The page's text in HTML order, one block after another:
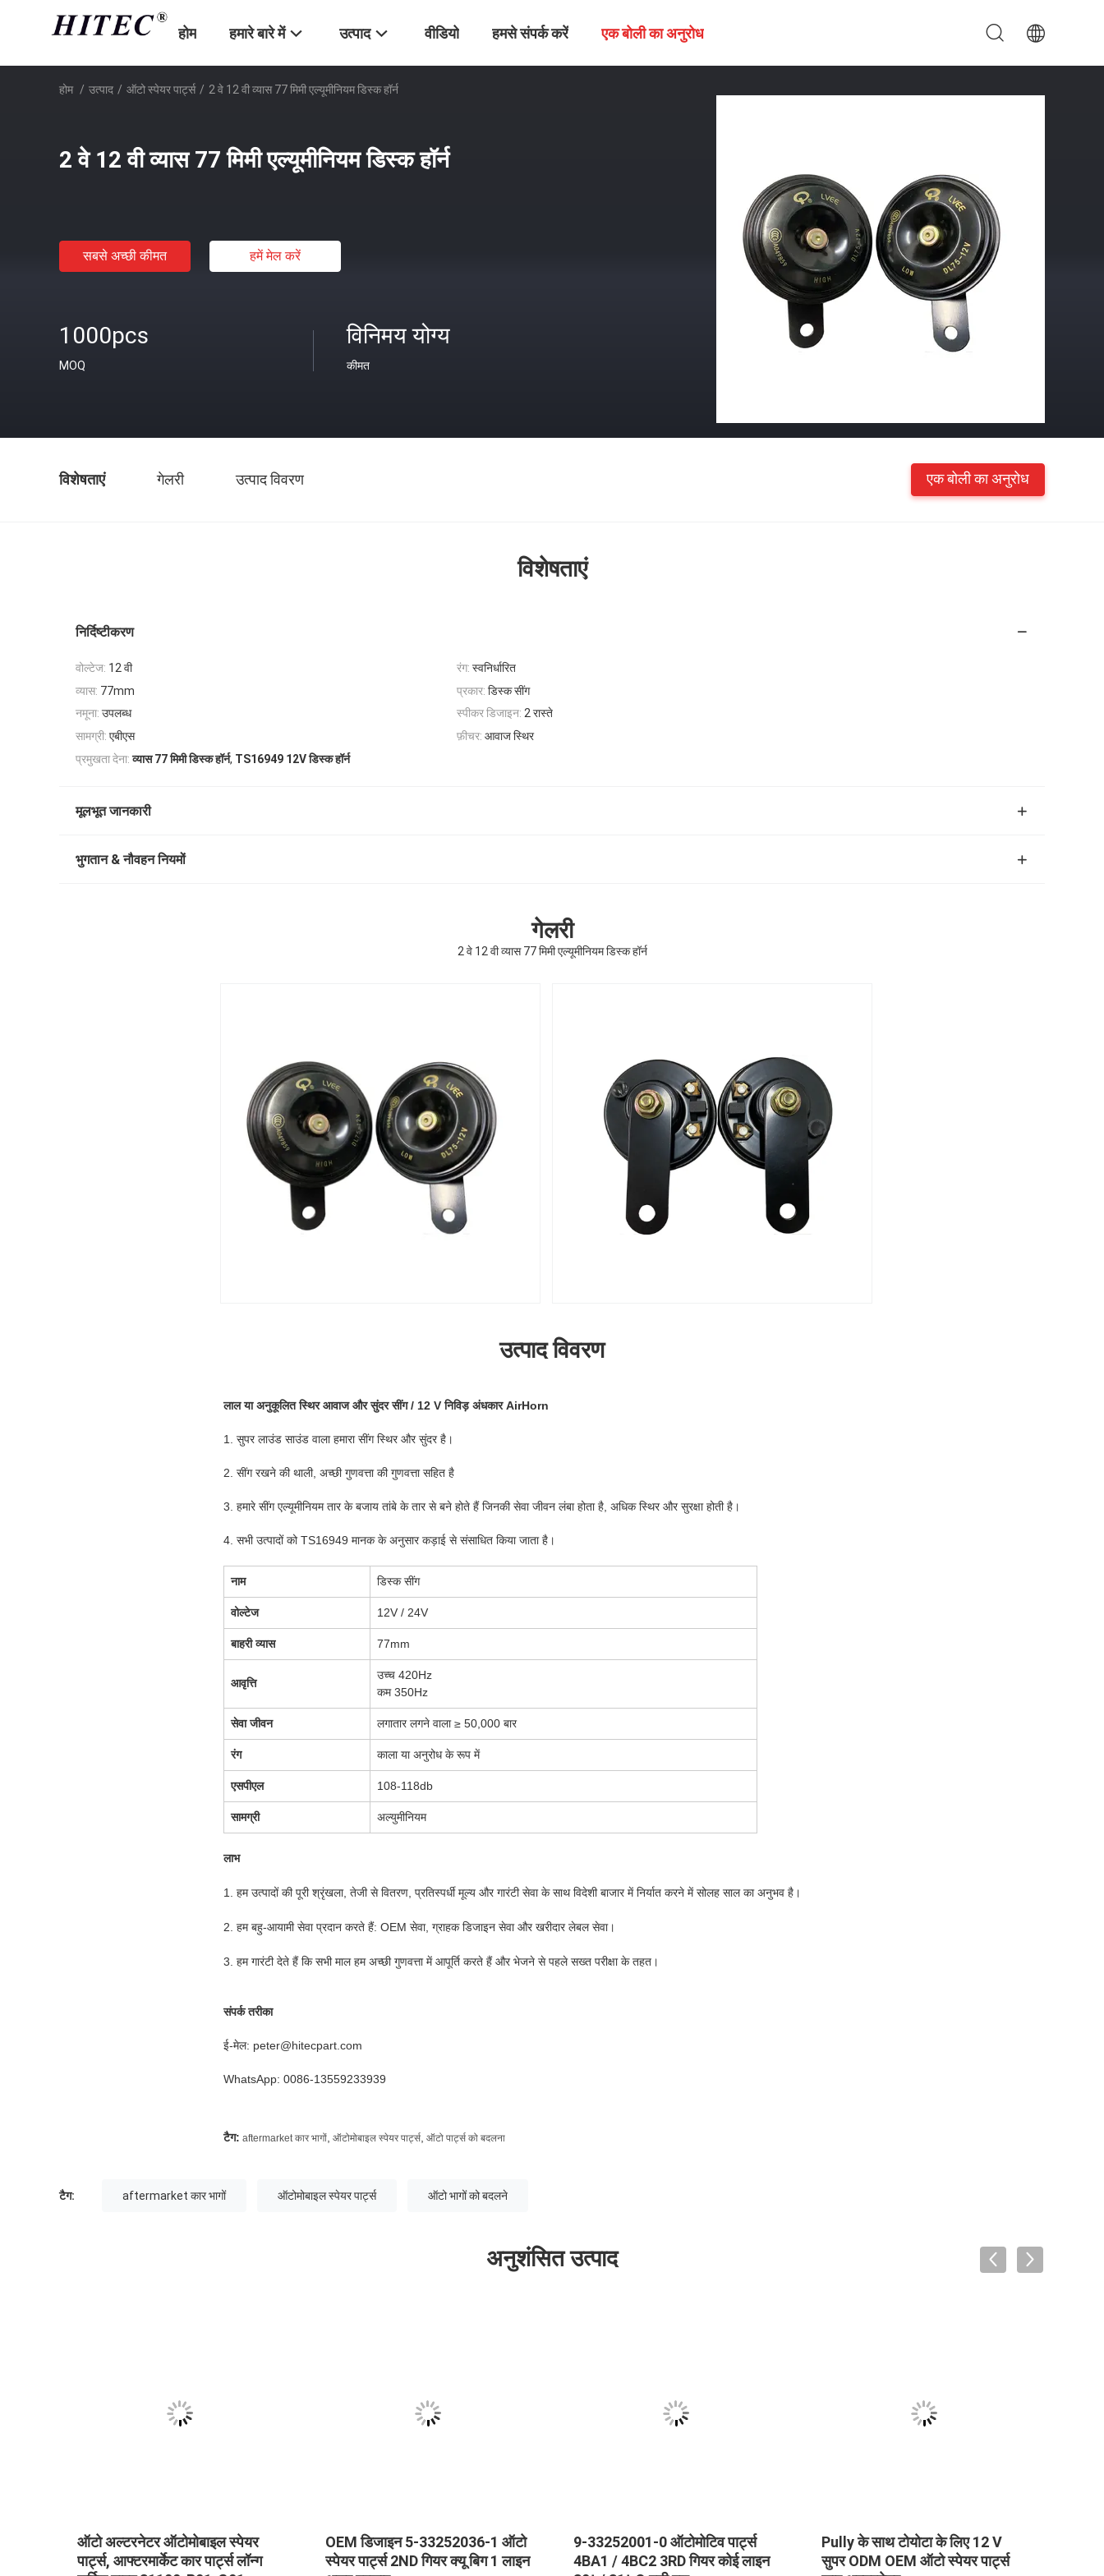
होम हमारे बारे में उत्पाद वीडियो हमसे संपर्क करें एक बोली का अनुरोध
होम / उत्पाद / ऑटो स्पेयर पार्ट्स / 2 वे 12 वी व्यास 77 मिमी एल्यूमीनियम डिस्क हॉर्न
2 वे 12 वी व्यास 77 मिमी एल्यूमीनियम डिस्क हॉर्न
सबसे अच्छी कीमत हमें मेल करें
1000pcs
MOQ
विनिमय योग्य
कीमत
विशेषताएं गेलरी उत्पाद विवरण एक बोली का अनुरोध
विशेषताएं
निर्दिष्टीकरण
वोल्टेज: 12 वी रंग: स्वनिर्धारित
व्यास: 77mm प्रकार: डिस्क सींग
नमूना: उपलब्ध स्पीकर डिजाइन: 2 रास्ते
सामग्री: एबीएस फ़ीचर: आवाज स्थिर
प्रमुखता देना: व्यास 77 मिमी डिस्क हॉर्न, TS16949 12V डिस्क हॉर्न
मूलभूत जानकारी
भुगतान & नौवहन नियमों
गेलरी
2 वे 12 वी व्यास 77 मिमी एल्यूमीनियम डिस्क हॉर्न
उत्पाद विवरण
लाल या अनुकूलित स्थिर आवाज और सुंदर सींग / 12 V निविड़ अंधकार AirHorn
1. सुपर लाउंड साउंड वाला हमारा सींग स्थिर और सुंदर है।
2. सींग रखने की थाली, अच्छी गुणवत्ता की गुणवत्ता सहित है
3. हमारे सींग एल्यूमीनियम तार के बजाय तांबे के तार से बने होते हैं जिनकी सेवा जीवन लंबा होता है, अधिक स्थिर और सुरक्षा होती है।
4. सभी उत्पादों को TS16949 मानक के अनुसार कड़ाई से संसाधित किया जाता है।
नाम डिस्क सींग
वोल्टेज 12V / 24V
बाहरी व्यास 77mm
आवृत्ति
उच्च 420Hz
कम 350Hz
सेवा जीवन लगातार लगने वाला ≥ 50,000 बार
रंग काला या अनुरोध के रूप में
एसपीएल 108-118db
सामग्री अल्युमीनियम
लाभ
1. हम उत्पादों की पूरी श्रृंखला, तेजी से वितरण, प्रतिस्पर्धी मूल्य और गारंटी सेवा के साथ विदेशी बाजार में निर्यात करने में सोलह साल का अनुभव है।
2. हम बहु-आयामी सेवा प्रदान करते हैं: OEM सेवा, ग्राहक डिजाइन सेवा और खरीदार लेबल सेवा।
3. हम गारंटी देते हैं कि सभी माल हम अच्छी गुणवत्ता में आपूर्ति करते हैं और भेजने से पहले सख्त परीक्षा के तहत।
संपर्क तरीका
ई-मेल: peter@hitecpart.com
WhatsApp: 0086-13559233939
टैग: aftermarket कार भागों, ऑटोमोबाइल स्पेयर पार्ट्स, ऑटो पार्ट्स को बदलना
टैग: aftermarket कार भागों ऑटोमोबाइल स्पेयर पार्ट्स ऑटो भागों को बदलने
अनुशंसित उत्पाद
ऑटो अल्टरनेटर ऑटोमोबाइल स्पेयर
पार्ट्स, आफ्टरमार्केट कार पार्ट्स लॉन्ग
OEM डिजाइन 5-33252036-1 ऑटो
स्पेयर पार्ट्स 2ND गियर क्यू बिग 1 लाइन
9-33252001-0 ऑटोमोटिव पार्ट्स
4BA1 / 4BC2 3RD गियर कोई लाइन
Pully के साथ टोयोटा के लिए 12 V
सुपर ODM OEM ऑटो स्पेयर पार्ट्स